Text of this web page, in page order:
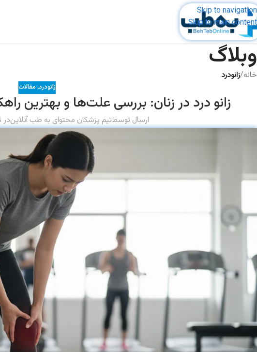
Skip to navigation
Skip to main content
وبلاگ
خانه/زانودرد
زانودرد, مقالات
زانو درد در زنان: بررسی علت‌ها و بهترین
ارسال توسطتیم پزشکان محتوای به طب آنلایندر